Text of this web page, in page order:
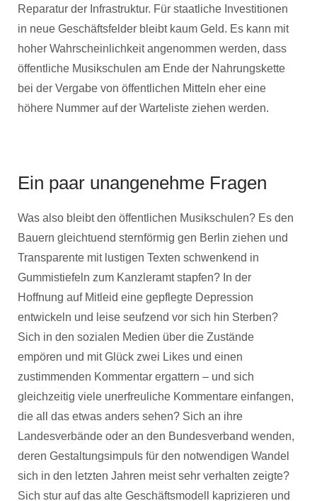
Reparatur der Infrastruktur. Für staatliche Investitionen
in neue Geschäftsfelder bleibt kaum Geld. Es kann mit
hoher Wahrscheinlichkeit angenommen werden, dass
öffentliche Musikschulen am Ende der Nahrungskette
bei der Vergabe von öffentlichen Mitteln eher eine
höhere Nummer auf der Warteliste ziehen werden.
Ein paar unangenehme Fragen
Was also bleibt den öffentlichen Musikschulen? Es den
Bauern gleichtuend sternförmig gen Berlin ziehen und
Transparente mit lustigen Texten schwenkend in
Gummistiefeln zum Kanzleramt stapfen? In der
Hoffnung auf Mitleid eine gepflegte Depression
entwickeln und leise seufzend vor sich hin Sterben?
Sich in den sozialen Medien über die Zustände
empören und mit Glück zwei Likes und einen
zustimmenden Kommentar ergattern – und sich
gleichzeitig viele unerfreuliche Kommentare einfangen,
die all das etwas anders sehen? Sich an ihre
Landesverbände oder an den Bundesverband wenden,
deren Gestaltungsimpuls für den notwendigen Wandel
sich in den letzten Jahren meist sehr verhalten zeigte?
Sich stur auf das alte Geschäftsmodell kaprizieren und